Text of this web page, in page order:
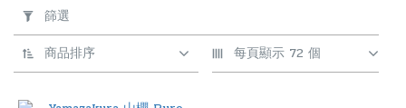
用
篩
選
(0/20)
篩選
商品排序
每頁顯示 72 個